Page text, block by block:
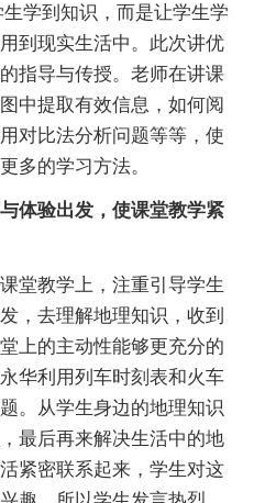
学到知识，而是让学生学
到现实生活中。此次讲优
指导与传授。老师在讲课
中提取有效信息，如何阅
对比法分析问题等等，使
多的学习方法。
体验出发，使课堂教学紧
教学上，注重引导学生
，去理解地理知识，收到
上的主动性能够更充分的
华利用列车时刻表和火车
。从学生身边的地理知识
最后再来解决生活中的地
紧密联系起来，学生对这